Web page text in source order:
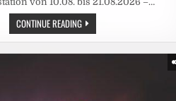
CONTINUE READINGVODAFONE
BAUT
IN